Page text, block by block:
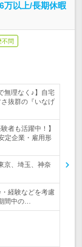
万以上/長期休暇
不問
無理なく♪】自宅
抜群の『いなげ
者も活躍中！】
定企業・雇用形
京、埼玉、神奈
経験などを考慮
間中の…